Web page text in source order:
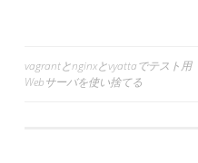
投
vagrantとnginxとvyattaでテスト用
Webサーバを使い捨てる